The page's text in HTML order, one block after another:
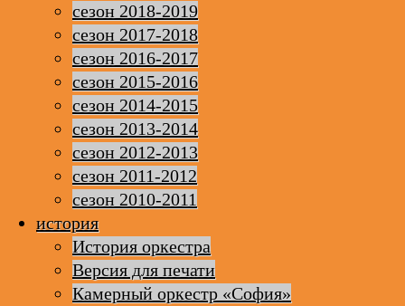
сезон 2018-2019
сезон 2017-2018
сезон 2016-2017
сезон 2015-2016
сезон 2014-2015
сезон 2013-2014
сезон 2012-2013
сезон 2011-2012
сезон 2010-2011
история
История оркестра
Версия для печати
Камерный оркестр «София»